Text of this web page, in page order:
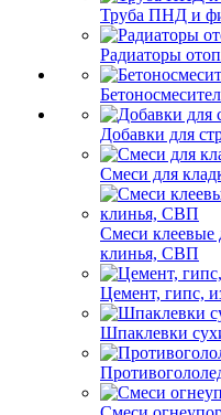
Труба ПНД и
Радиаторы
Добавки для
Смеси для
Смеси клеевые
клинья, СВП
Цемент, гипс,
Шпаклевки